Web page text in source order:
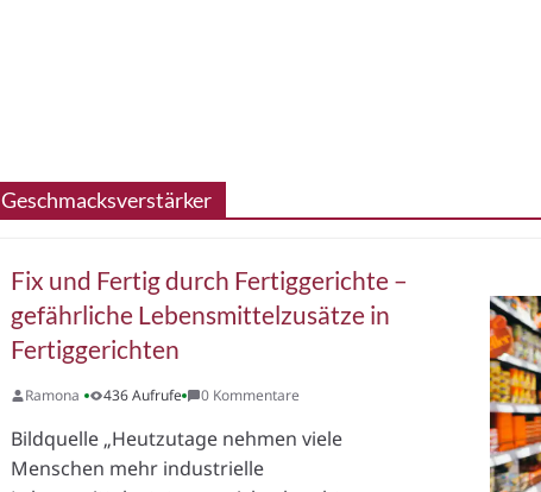
Geschmacksverstärker
Fix und Fertig durch Fertiggerichte –
gefährliche Lebensmittelzusätze in
Fertiggerichten
Ramona 436 Aufrufe 0 Kommentare
Bildquelle „Heutzutage nehmen viele
Menschen mehr industrielle